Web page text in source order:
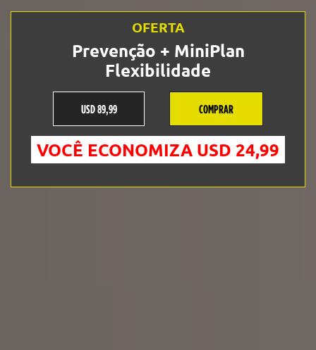
U$D
90,00.
U$D
59,99.
OFERTA
Prevenção + MiniPlan
Flexibilidade
USD 89,99 COMPRAR
VOCÊ ECONOMIZA USD 24,99